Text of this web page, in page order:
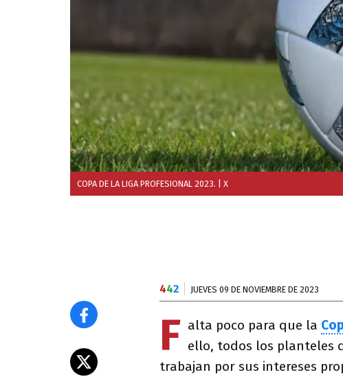
COPA DE LA LIGA PROFESIONAL 2023. | X
442 JUEVES 09 DE NOVIEMBRE DE 2023
F alta poco para que la
ello, todos los planteles
trabajan por sus intereses